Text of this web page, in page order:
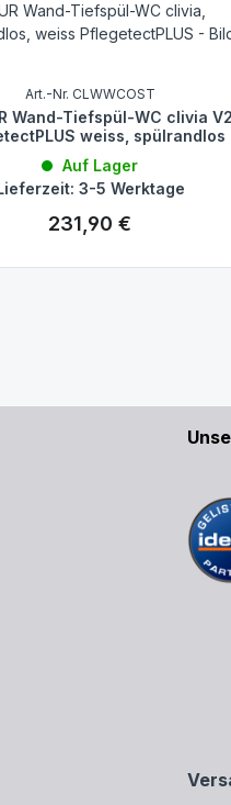
Art.-Nr. CLWWCOST
Wand-Tiefspül-WC clivia V2
weiss, spülrandlos
Auf Lager
3-5 Werktage
Regulärer Preis:
231,90 €